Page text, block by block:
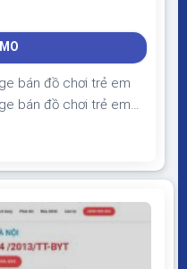
bán đồ chơi trẻ em
bán đồ chơi trẻ em
sử dụng Thiết kế
với...